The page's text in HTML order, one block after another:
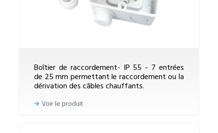
Boîtier de raccordement- IP 55 - 7 entrées
de 25 mm permettant le raccordement ou la
dérivation des câbles chauffants.
Voir le produit